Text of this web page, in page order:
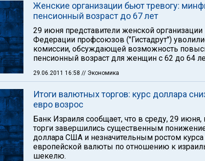
Женские организации бьют тревогу:
пенсионный возраст до 67 лет
29 июня представители женской
Федерации профсоюзов ("Гистадрут")
комиссии, обсуждающей возможность
пенсионный возраст для женщин с 62 до 64
29.06.2011 16:58 // Экономика
Итоги валютных торгов: курс доллара
евро возрос
Банк Израиля сообщает, что в среду, 29
торги завершились существенным
доллара США и незначительным ростом
европейской валюты по отношению к
шекелю.